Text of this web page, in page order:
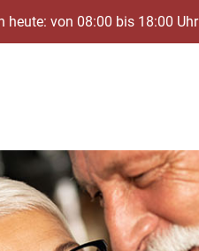
heute: von 08:00 bis 18:00 Uhr